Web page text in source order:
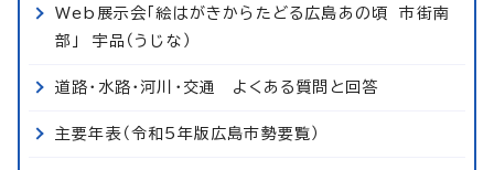
Web展示会「絵はがきからたどる広島あの頃 市街南
部」 宇品（うじな）
道路・水路・河川・交通 よくある質問と回答
主要年表（令和5年版広島市勢要覧）